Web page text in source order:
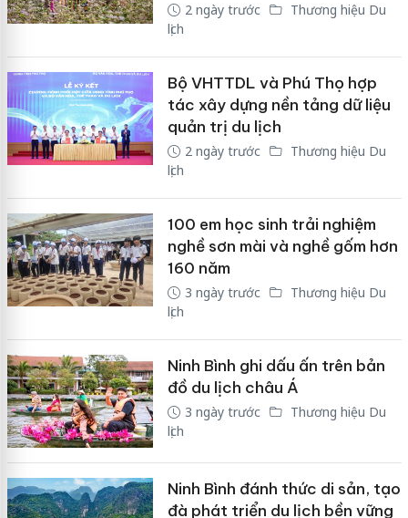
2 ngày trước
Thương hiệu Du
lịch
Bộ VHTTDL và Phú Thọ hợp
tác xây dựng nền tảng dữ liệu
quản trị du lịch
2 ngày trước
Thương hiệu Du
lịch
100 em học sinh trải nghiệm
nghề sơn mài và nghề gốm hơn
160 năm
3 ngày trước
Thương hiệu Du
lịch
Ninh Bình ghi dấu ấn trên bản
đồ du lịch châu Á
3 ngày trước
Thương hiệu Du
lịch
Ninh Bình đánh thức di sản, tạo
đà phát triển du lịch bền vững